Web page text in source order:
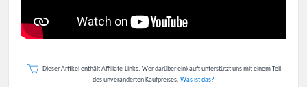
Dieser Artikel enthält Affiliate-Links. Wer darüber einkauft unterstützt uns mit einem Teil
des unveränderten Kaufpreises. Was ist das?